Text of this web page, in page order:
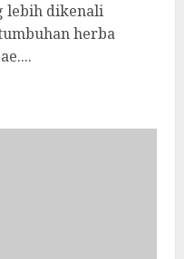
lebih dikenali
herba